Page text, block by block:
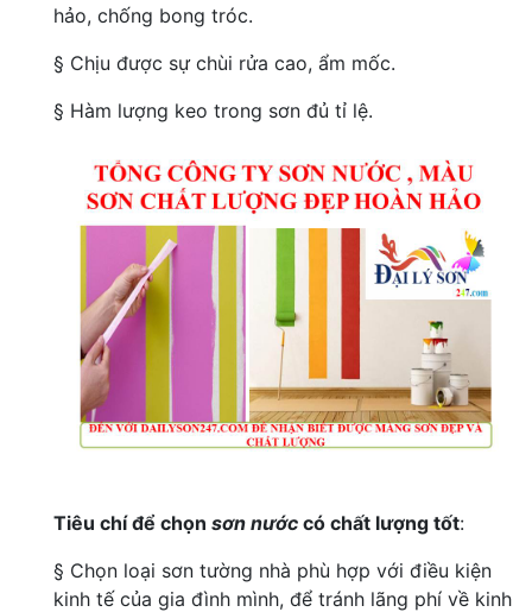
hảo, chống bong tróc.
§ Chịu được sự chùi rửa cao, ẩm mốc.
§ Hàm lượng keo trong sơn đủ tỉ lệ.
Tiêu chí để chọn sơn nước có chất lượng tốt:
§ Chọn loại sơn tường nhà phù hợp với điều kiện
kinh tế của gia đình mình, để tránh lãng phí về kinh